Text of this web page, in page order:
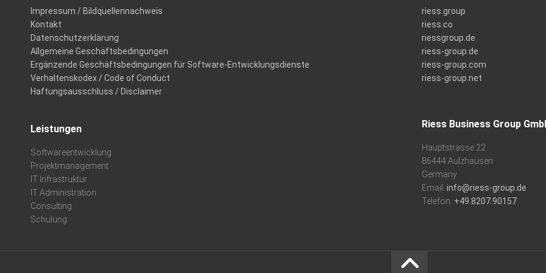
Impressum / Bildquellennachweis
Kontakt
Datenschutzerklärung
Allgemeine Geschäftsbedingungen
Ergänzende Geschäftsbedingungen für Software-Entwicklungsdienste
Verhaltenskodex / Code of Conduct
Haftungsausschluss / Disclaimer
Leistungen
Softwareentwicklung
Projektmanagement
IT Infrastruktur
IT Administration
Consulting
Schulung
riess.group
riess.co
riessgroup.de
riess-group.de
riess-group.com
riess-group.net
Riess Business Group
Hauptstrasse 22
86444 Aulzhausen
Germany
Email: info@riess-group.de
Telefon: +49.8207.90157